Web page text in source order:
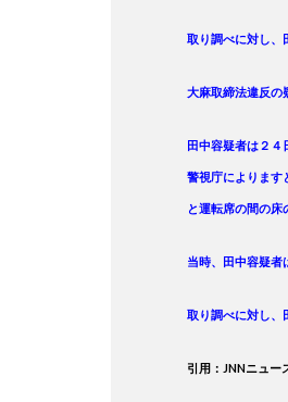
取り調べに対し、
大麻取締法違反の
田中容疑者は２４
警視庁によります
と運転席の間の床
当時、田中容疑者
取り調べに対し、
引用：JNNニュー